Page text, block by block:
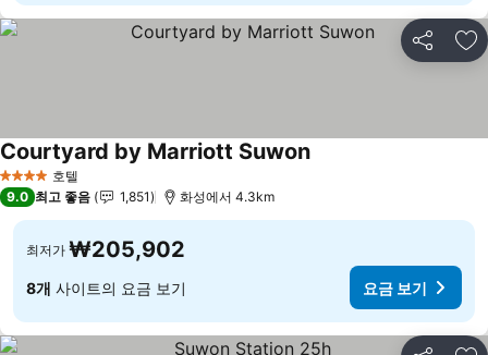
공유 즐
4 성급 호텔
Courtyard by Marriott Suwon요금 보기
9.0 최고 좋음 1,851 화성에서 4.3km
최저가 ₩205,902
8개 사이트의 요금 보기 요금 보기